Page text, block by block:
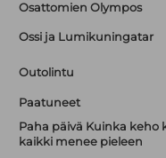
Osattomien Olympos
Ossi ja Lumikuningatar
Outolintu
Paatuneet
Paha päivä Kuinka keho
kaikki menee pieleen